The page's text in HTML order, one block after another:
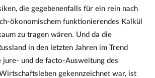
die gegebenenfalls für ein rein nach
ökonomischem funktionierendes Kalkül
zu tragen wären. Und da die
in den letzten Jahren im Trend
jure- und de facto-Ausweitung des
gekennzeichnet war, ist